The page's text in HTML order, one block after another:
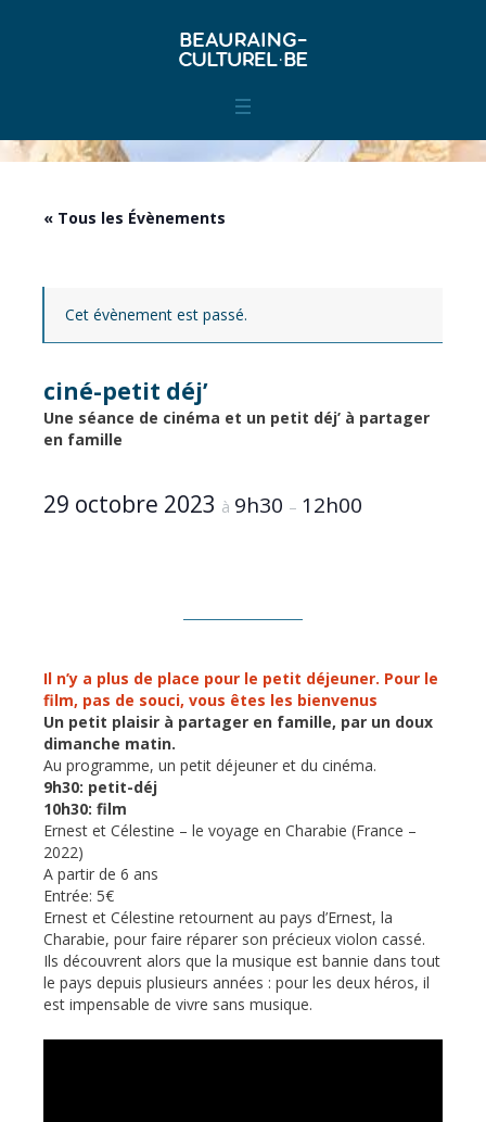
« Tous les Évènements
Cet évènement est passé.
ciné-petit déj’
Une séance de cinéma et un petit déj’ à partager
en famille
29 octobre 2023 à 9h30 – 12h00
Il n’y a plus de place pour le petit déjeuner. Pour le
film, pas de souci, vous êtes les bienvenus
Un petit plaisir à partager en famille, par un doux
dimanche matin.
Au programme, un petit déjeuner et du cinéma.
9h30: petit-déj
10h30: film
Ernest et Célestine – le voyage en Charabie (France –
2022)
A partir de 6 ans
Entrée: 5€
Ernest et Célestine retournent au pays d’Ernest, la
Charabie, pour faire réparer son précieux violon cassé.
Ils découvrent alors que la musique est bannie dans tout
le pays depuis plusieurs années : pour les deux héros, il
est impensable de vivre sans musique.